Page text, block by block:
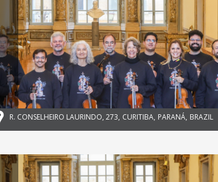
R. CONSELHEIRO LAURINDO, 273, CURITIBA, PARANÁ, BRAZIL